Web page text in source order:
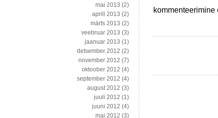
Müüntide
sientoloogide
mai 2013 (2)
aprill 2013 (2)
märts 2013 (2)
veebruar 2013 (3)
jaanuar 2013 (1)
detsember 2012 (2)
november 2012 (7)
oktoober 2012 (4)
september 2012 (4)
august 2012 (3)
juuli 2012 (1)
juuni 2012 (4)
mai 2012 (3)